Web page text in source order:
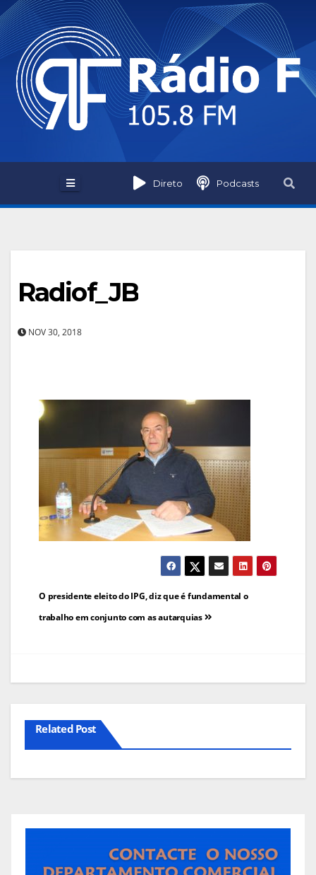
Skip
to
content
Direto Podcasts
Radiof_JB
NOV 30, 2018
Navegação
de
O presidente eleito do IPG, diz que é fundamental o
trabalho em conjunto com as autarquias
Related Post